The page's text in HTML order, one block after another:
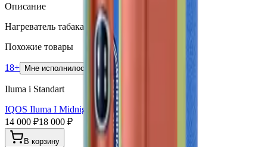
Описание
Нагреватель табака IQOS Iluma I Galaxy Blue
Похожие товары
18+ Мне исполнилось 18 лет
Iluma i Standart
IQOS Iluma I Midnight Black
14 000 ₽18 000 ₽
В корзину